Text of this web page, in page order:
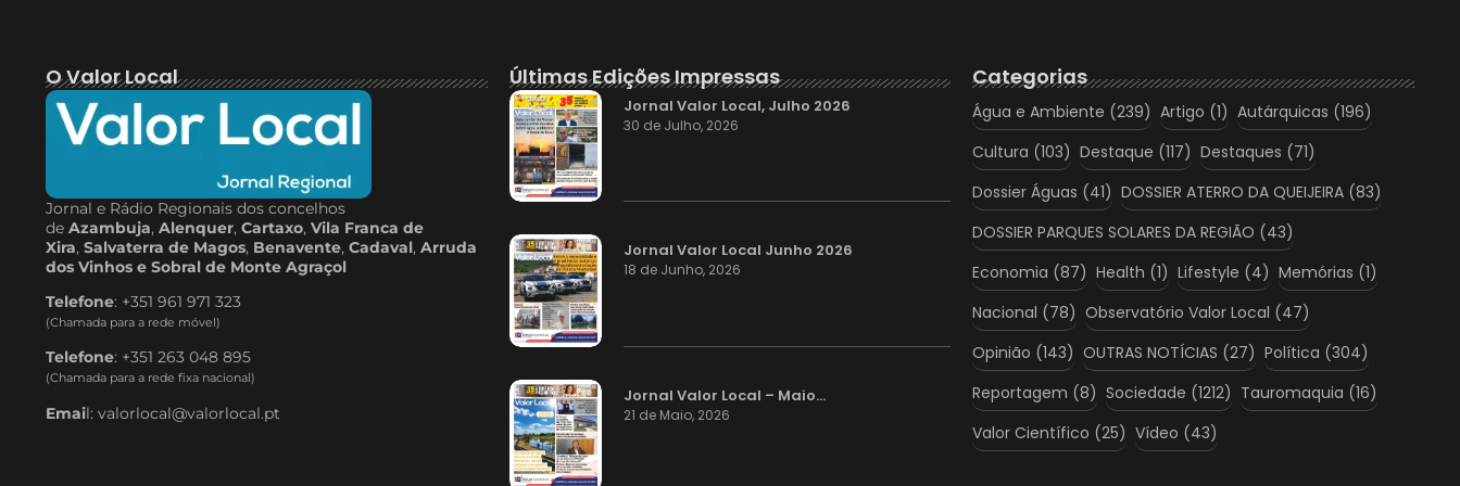
O Valor Local
Jornal e Rádio Regionais dos concelhos
de Azambuja, Alenquer, Cartaxo, Vila Franca de
Xira, Salvaterra de Magos, Benavente, Cadaval, Arruda
dos Vinhos e Sobral de Monte Agraçol
Telefone: +351 961 971 323
(Chamada para a rede móvel)
Telefone: +351 263 048 895
(Chamada para a rede fixa nacional)
Email: valorlocal@valorlocal.pt
Últimas Edições Impressas
Jornal Valor Local, Julho 2026
30 de Julho, 2026
Jornal Valor Local Junho 2026
18 de Junho, 2026
Jornal Valor Local – Maio…
21 de Maio, 2026
Categorias
Água e Ambiente (239) Artigo (1) Autárquicas (196)
Cultura (103) Destaque (117) Destaques (71)
Dossier Águas (41) DOSSIER ATERRO DA QUEIJEIRA (83)
DOSSIER PARQUES SOLARES DA REGIÃO (43)
Economia (87) Health (1) Lifestyle (4) Memórias (1)
Nacional (78) Observatório Valor Local (47)
Opinião (143) OUTRAS NOTÍCIAS (27) Política (304)
Reportagem (8) Sociedade (1212) Tauromaquia (16)
Valor Científico (25) Vídeo (43)